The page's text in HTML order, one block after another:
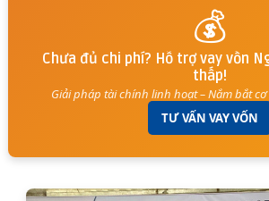
💰
Chưa đủ chi phí? Hỗ trợ vay vốn
thấp!
Giải pháp tài chính linh hoạt – Nắm bắt
TƯ VẤN VAY VỐN